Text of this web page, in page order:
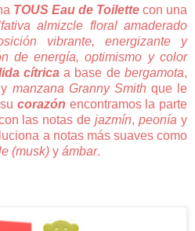
TOUS Eau de Toilette con una
almizcle floral amaderado
vibrante, energizante y
de energía, optimismo y color
cítrica a base debergamota,
y manzana Granny Smith que le
corazón encontramos la parte
las notas dejazmín,peonía y
a notas más suaves como
(musk) y ámbar.